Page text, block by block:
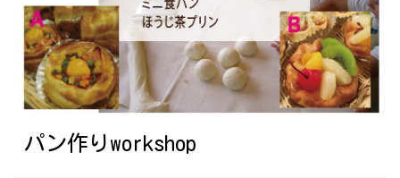
パン作りworkshop